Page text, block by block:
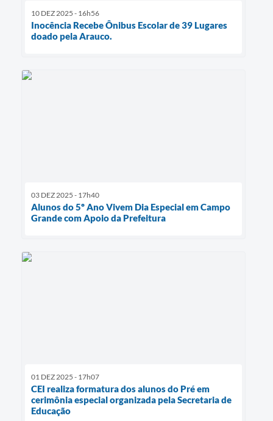
10 DEZ 2025 - 16h56
Inocência Recebe Ônibus Escolar de 39 Lugares
doado pela Arauco.
03 DEZ 2025 - 17h40
Alunos do 5º Ano Vivem Dia Especial em Campo
Grande com Apoio da Prefeitura
01 DEZ 2025 - 17h07
CEI realiza formatura dos alunos do Pré em
cerimônia especial organizada pela Secretaria de
Educação